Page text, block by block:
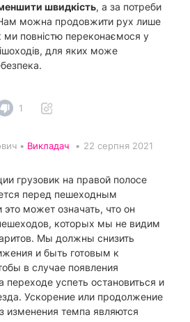
швидкість, а за потреби
можна продовжити рух лише
ми повністю переконаємося у
для яких може
1
• Викладач • 22 серпня 2021
грузовик на правой полосе
перед пешеходным
может означать, что он
которых мы не видим
Мы должны снизить
и быть готовым к
в случае появления
переходе успеть остановиться и
Ускорение или продолжение
изменения темпа являются